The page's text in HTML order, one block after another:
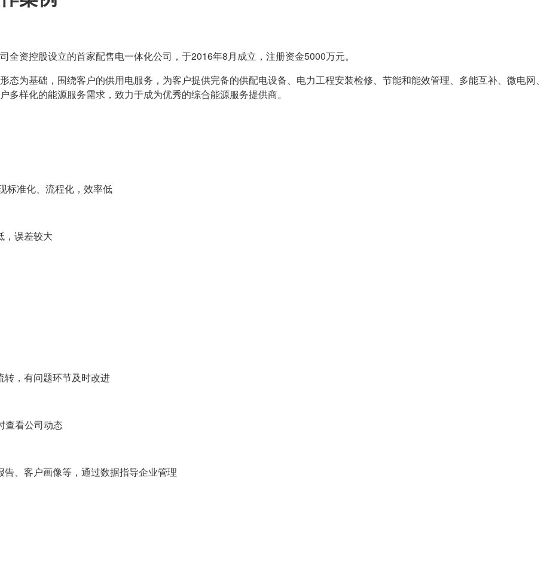
资控股设立的首家配售电一体化公司，于2016年8月成立，注册资金5000万元。
为基础，围绕客户的供用电服务，为客户提供完备的供配电设备、电力工程安装检修、节能和能效管理、多能互补、微电网、
样化的能源服务需求，致力于成为优秀的综合能源服务提供商。
标准化、流程化，效率低
，误差较大
转，有问题环节及时改进
查看公司动态
、客户画像等，通过数据指导企业管理